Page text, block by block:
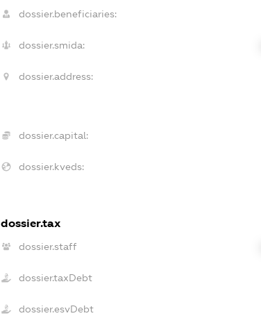
dossier.beneficiaries:
dossier.smida:
dossier.address:
dossier.capital:
dossier.kveds:
dossier.tax
dossier.staff
dossier.taxDebt
dossier.esvDebt